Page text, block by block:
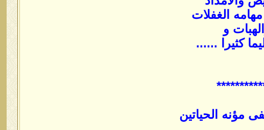
الغفلات
و
كثيرا ......
مؤنه الحياتين